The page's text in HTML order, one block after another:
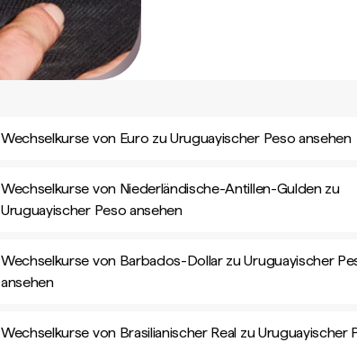
Wechselkurse von Euro zu Uruguayischer Peso ansehen
Wechselkurse von Niederländische-Antillen-Gulden zu
Uruguayischer Peso ansehen
Wechselkurse von Barbados-Dollar zu Uruguayischer
ansehen
Wechselkurse von Brasilianischer Real zu Uruguayischer